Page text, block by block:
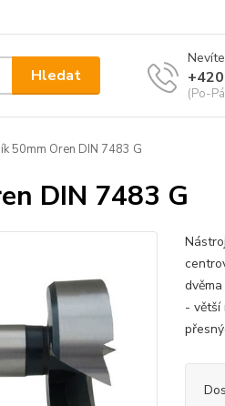
Hledat
(Po-
50mm Oren DIN 7483 G
DIN 7483 G
- větší